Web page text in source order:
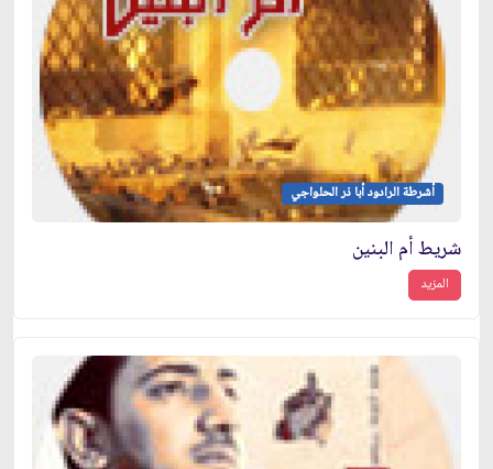
أشرطة الرادود أبا ذر الحلواجي
شريط أم البنين
المزيد